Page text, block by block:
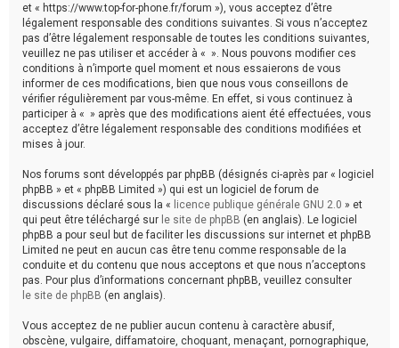
et « https://www.top-for-phone.fr/forum »), vous acceptez d’être
légalement responsable des conditions suivantes. Si vous n’acceptez
pas d’être légalement responsable de toutes les conditions suivantes,
veuillez ne pas utiliser et accéder à « ». Nous pouvons modifier ces
conditions à n’importe quel moment et nous essaierons de vous
informer de ces modifications, bien que nous vous conseillons de
vérifier régulièrement par vous-même. En effet, si vous continuez à
participer à « » après que des modifications aient été effectuées, vous
acceptez d’être légalement responsable des conditions modifiées et
mises à jour.
Nos forums sont développés par phpBB (désignés ci-après par « logiciel
phpBB » et « phpBB Limited ») qui est un logiciel de forum de
discussions déclaré sous la « licence publique générale GNU 2.0 » et
qui peut être téléchargé sur le site de phpBB (en anglais). Le logiciel
phpBB a pour seul but de faciliter les discussions sur internet et phpBB
Limited ne peut en aucun cas être tenu comme responsable de la
conduite et du contenu que nous acceptons et que nous n’acceptons
pas. Pour plus d’informations concernant phpBB, veuillez consulter
le site de phpBB (en anglais).
Vous acceptez de ne publier aucun contenu à caractère abusif,
obscène, vulgaire, diffamatoire, choquant, menaçant, pornographique,